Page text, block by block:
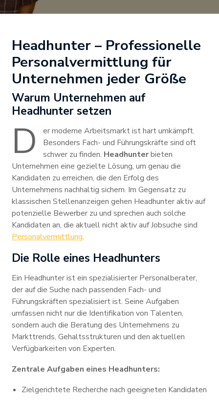
Headhunter – Professionelle
Personalvermittlung für
Unternehmen jeder Größe
Warum Unternehmen auf
Headhunter setzen
D
er moderne Arbeitsmarkt ist hart umkämpft.
Besonders Fach- und Führungskräfte sind oft
schwer zu finden. Headhunterbieten
Unternehmen eine gezielte Lösung, um genau die
Kandidaten zu erreichen, die den Erfolg des
Unternehmens nachhaltig sichern. Im Gegensatz zu
klassischen Stellenanzeigen gehen Headhunter aktiv auf
potenzielle Bewerber zu und sprechen auch solche
Kandidaten an, die aktuell nicht aktiv auf Jobsuche sind
Personalvermittlung.
Die Rolle eines Headhunters
Ein Headhunter ist ein spezialisierter Personalberater,
der auf die Suche nach passenden Fach- und
Führungskräften spezialisiert ist. Seine Aufgaben
umfassen nicht nur die Identifikation von Talenten,
sondern auch die Beratung des Unternehmens zu
Markttrends, Gehaltsstrukturen und den aktuellen
Verfügbarkeiten von Experten.
Zentrale Aufgaben eines Headhunters:
Zielgerichtete Recherche nach geeigneten Kandidaten